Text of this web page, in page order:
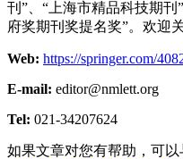
刊”、“上海市精品科技期刊
府奖期刊奖提名奖”。欢迎
Web: https://springer.com/
E-mail: editor@nmlett.org
Tel: 021-34207624
如果文章对您有帮助，可以